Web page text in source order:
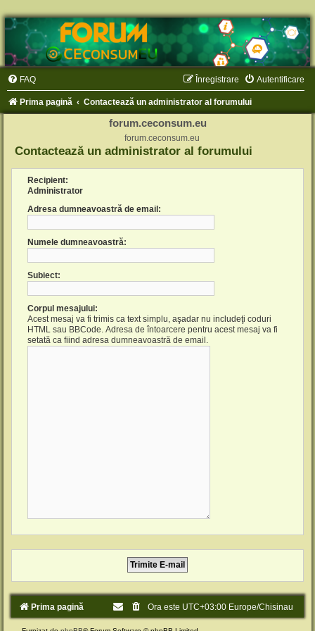
FAQ Autentificare
Înregistrare
Prima pagină Contactează un administrator al forumului
forum.ceconsum.eu
forum.ceconsum.eu
Contactează un administrator al forumului
Recipient:
Administrator
Adresa dumneavoastră de email:
Numele dumneavoastră:
Subiect:
Corpul mesajului:
Acest mesaj va fi trimis ca text simplu, aşadar nu includeţi coduri
HTML sau BBCode. Adresa de întoarcere pentru acest mesaj va fi
setată ca fiind adresa dumneavoastră de email.
Prima pagină Ora este UTC+03:00 Europe/Chisinau